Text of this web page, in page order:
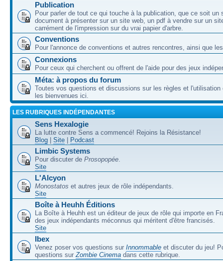
Publication
Pour parler de tout ce qui touche à la publication, que ce soit un
document à présenter sur un site web, un pdf à vendre sur un
carrément de l'impression sur du vrai papier d'arbre.
Conventions
Pour l'annonce de conventions et autres rencontres, ainsi que
Connexions
Pour ceux qui cherchent ou offrent de l'aide pour des jeux
Méta: à propos du forum
Toutes vos questions et discussions sur les règles et l'utilisation
les bienvenues ici.
LES RUBRIQUES INDÉPENDANTES
Sens Hexalogie
La lutte contre Sens a commencé! Rejoins la Résistance!
Blog
Site Podcast
Limbic Systems
Pour discuter de Prosopopée.
Site
L'Alcyon
Monostatos et autres jeux de rôle indépendants.
Site
Boîte à Heuhh Éditions
La Boîte à Heuhh est un éditeur de jeux de rôle qui importe en
des jeux indépendants méconnus qui méritent d'être francisés.
Site
Ibex
Venez poser vos questions sur Innommable et discuter du jeu!
questions surZombie Cinema dans cette rubrique.